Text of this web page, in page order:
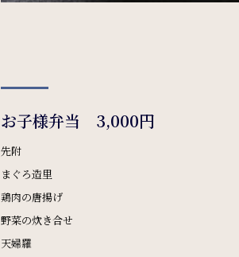
お子様弁当 3,000円
先附
まぐろ造里
鶏肉の唐揚げ
野菜の炊き合せ
天婦羅